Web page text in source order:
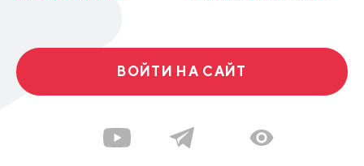
ВОЙТИ НА САЙТ